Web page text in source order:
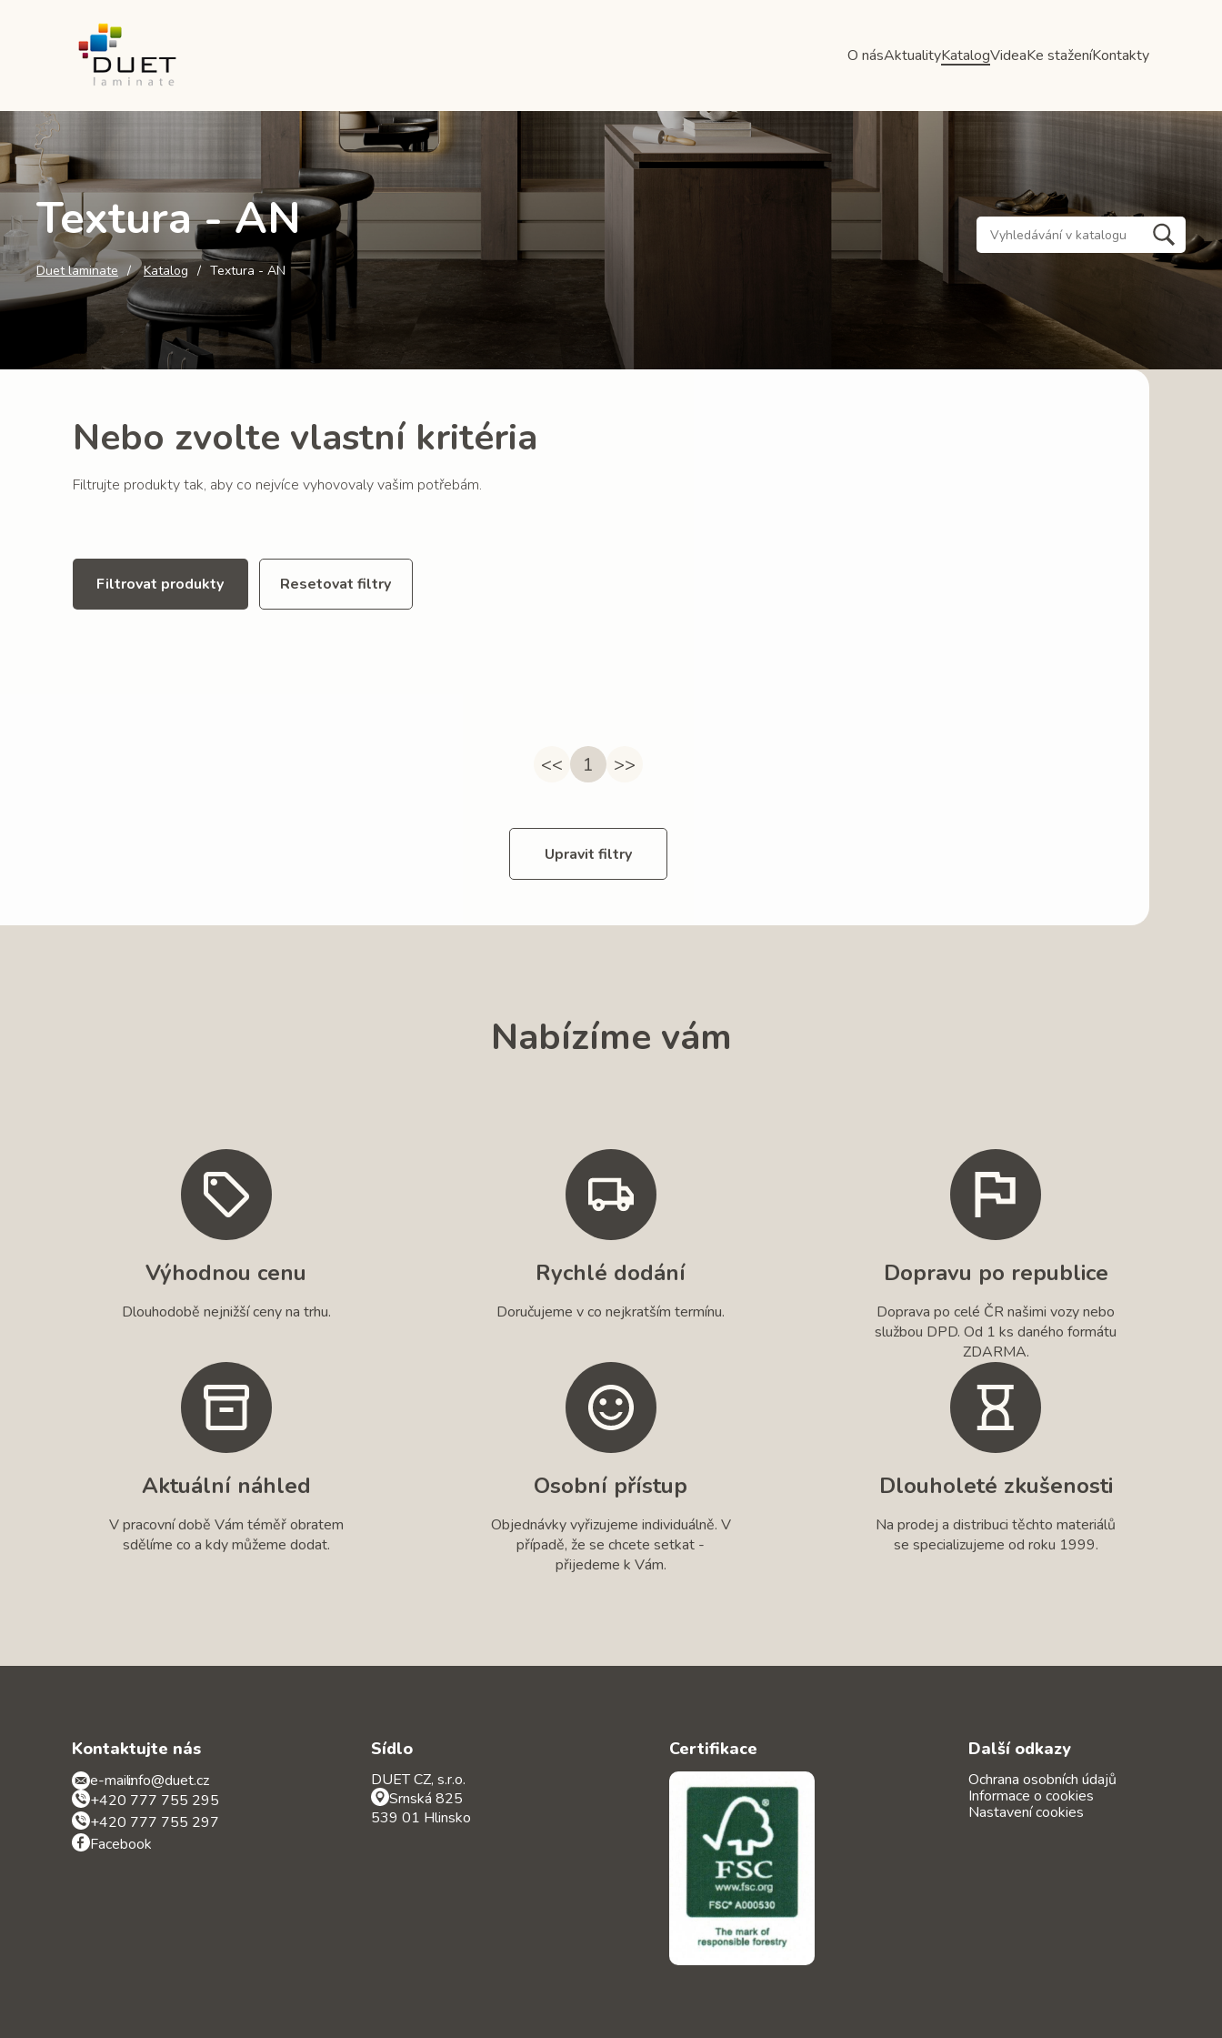
O násAktualityKatalogVideaKe staženíKontakty
Textura - AN
Duet laminate Katalog Textura - AN
Nebo zvolte vlastní kritéria
Filtrujte produkty tak, aby co nejvíce vyhovovaly vašim potřebám.
Filtrovat produkty Resetovat filtry
<< 1 >>
Upravit filtry
Nabízíme vám
Výhodnou cenu
Dlouhodobě nejnižší ceny na trhu.
Rychlé dodání
Doručujeme v co nejkratším termínu.
Dopravu po republice
Doprava po celé ČR našimi vozy nebo
službou DPD. Od 1 ks daného formátu
ZDARMA.
Aktuální náhled
V pracovní době Vám téměř obratem
sdělíme co a kdy můžeme dodat.
Osobní přístup
Objednávky vyřizujeme individuálně. V
případě, že se chcete setkat -
přijedeme k Vám.
Dlouholeté zkušenosti
Na prodej a distribuci těchto materiálů
se specializujeme od roku 1999.
Kontaktujte nás
e-mail:info@duet.cz
+420 777 755 295
+420 777 755 297
Facebook
Sídlo
DUET CZ, s.r.o.
Srnská 825
539 01 Hlinsko
Certifikace Další odkazy
Ochrana osobních údajů
Informace o cookies
Nastavení cookies